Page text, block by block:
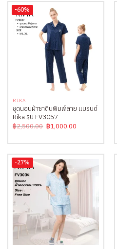
-60%
RIKA
ชุดนอนผ้าซาตินพิมพ์ลาย แบรนด์
Rika รุ่น FV3057
฿2,500.00 Original
price
฿2,500.00.
฿1,000.00
฿1,000.00.
-27%